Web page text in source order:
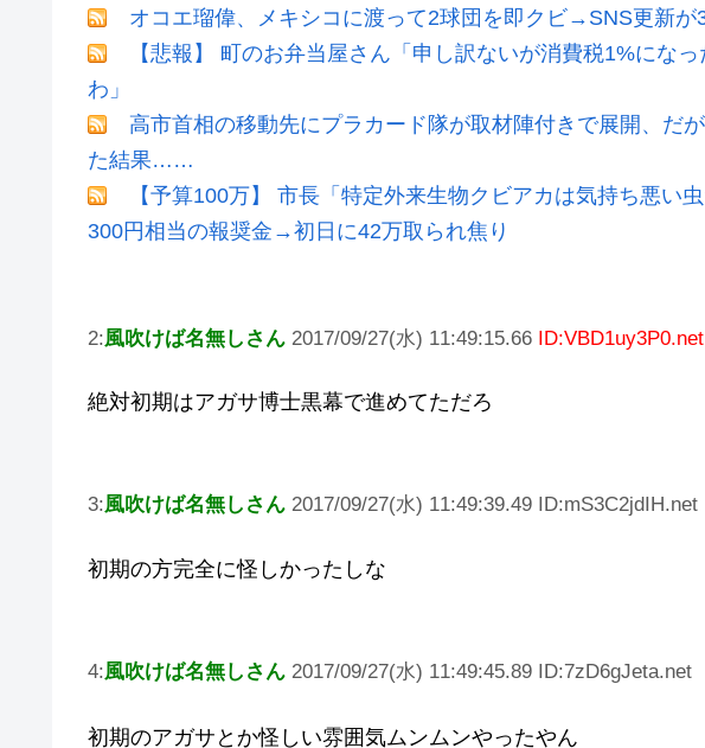
オコエ瑠偉、メキシコに渡って2球団を即クビ→SNS更新が
【悲報】 町のお弁当屋さん「申し訳ないが消費税1%にな
わ」
高市首相の移動先にプラカード隊が取材陣付きで展開、だ
た結果……
【予算100万】 市長「特定外来生物クビアカは気持ち悪い
300円相当の報奨金→初日に42万取られ焦り
2:風吹けば名無しさん 2017/09/27(水) 11:49:15.66 ID:VBD1uy3P0.net
絶対初期はアガサ博士黒幕で進めてただろ
3:風吹けば名無しさん 2017/09/27(水) 11:49:39.49 ID:mS3C2jdIH.net
初期の方完全に怪しかったしな
4:風吹けば名無しさん 2017/09/27(水) 11:49:45.89 ID:7zD6gJeta.net
初期のアガサとか怪しい雰囲気ムンムンやったやん